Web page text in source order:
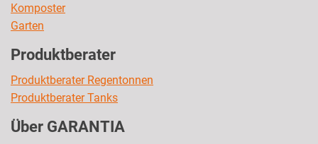
Komposter
Garten
Produktberater
Produktberater Regentonnen
Produktberater Tanks
Über GARANTIA